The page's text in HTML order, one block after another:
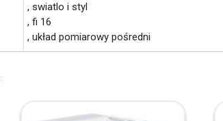
, swiatlo i styl
, fi 16
, układ pomiarowy pośredni